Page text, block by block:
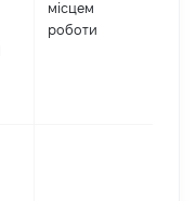
місцем
роботи